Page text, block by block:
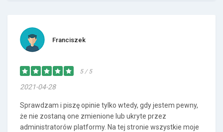
Franciszek
5 / 5
2021-04-28
Sprawdzam i piszę opinie tylko wtedy, gdy jestem pewny,
że nie zostaną one zmienione lub ukryte przez
administratorów platformy. Na tej stronie wszystkie moje